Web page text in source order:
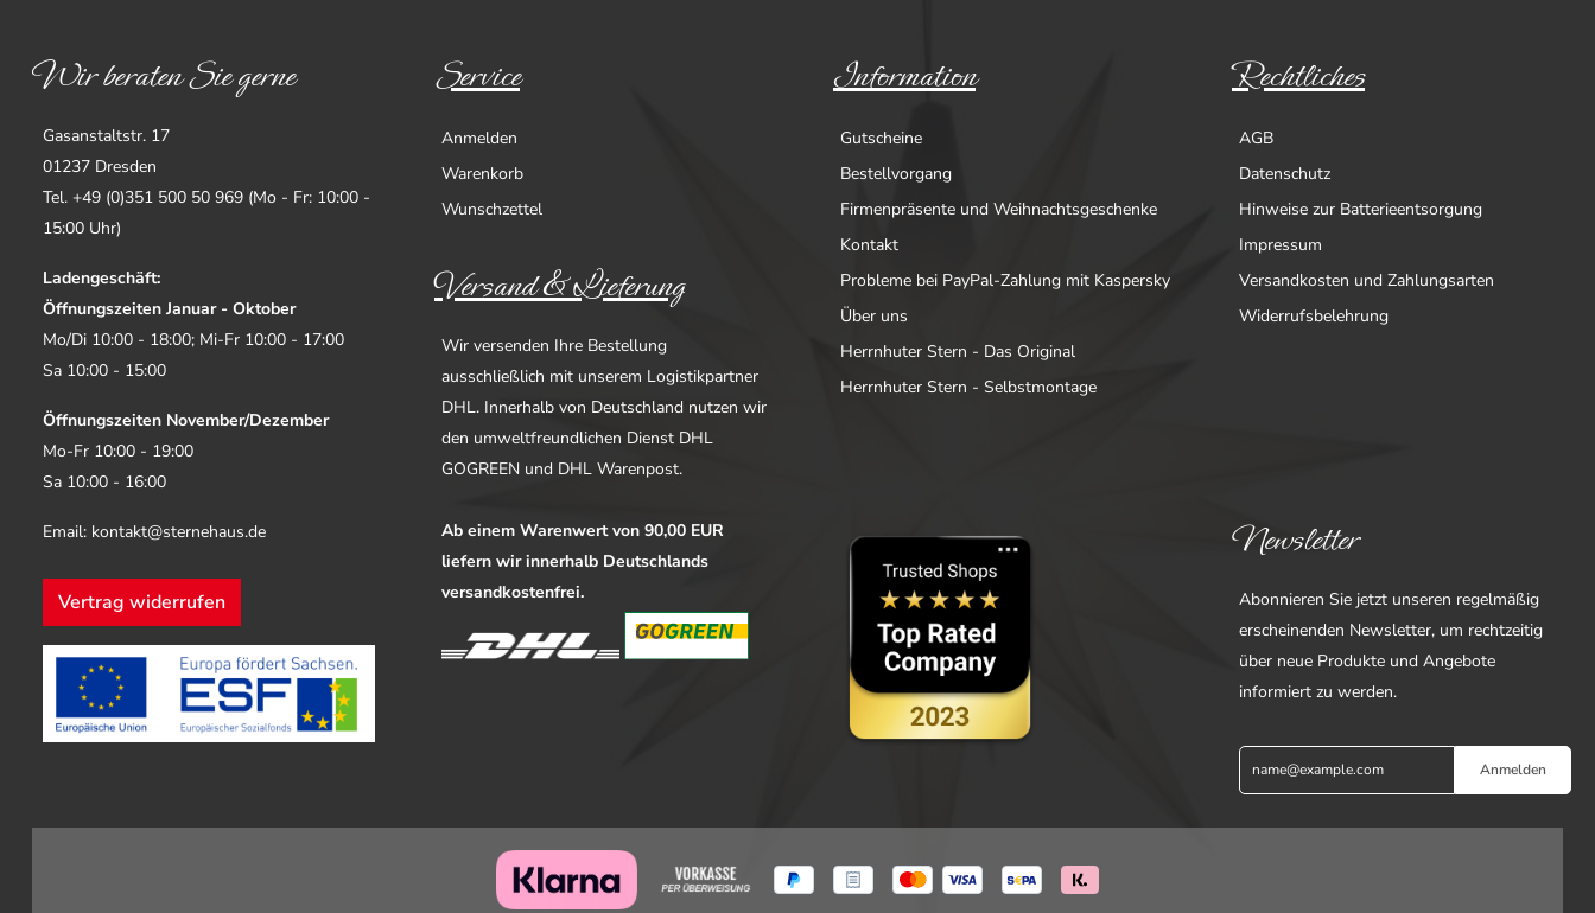
Wir beraten Sie gerne
Gasanstaltstr. 17
01237 Dresden
Tel. +49 (0)351 500 50 969 (Mo - Fr: 10:00 -
15:00 Uhr)
Ladengeschäft:
Öffnungszeiten Januar - Oktober
Mo/Di 10:00 - 18:00; Mi-Fr 10:00 - 17:00
Sa 10:00 - 15:00
Öffnungszeiten November/Dezember
Mo-Fr 10:00 - 19:00
Sa 10:00 - 16:00
Email: kontakt@sternehaus.de
Vertrag widerrufen
Service
Anmelden
Warenkorb
Wunschzettel
Information
Gutscheine
Bestellvorgang
Firmenpräsente und Weihnachtsgeschenke
Kontakt
Probleme bei PayPal-Zahlung mit Kaspersky
Über uns
Herrnhuter Stern - Das Original
Herrnhuter Stern - Selbstmontage
Rechtliches
AGB
Datenschutz
Hinweise zur Batterieentsorgung
Impressum
Versandkosten und Zahlungsarten
Widerrufsbelehrung
Versand & Lieferung
Wir versenden Ihre Bestellung
ausschließlich mit unserem Logistikpartner
DHL. Innerhalb von Deutschland nutzen wir
den umweltfreundlichen Dienst DHL
GOGREEN und DHL Warenpost.
Ab einem Warenwert von 90,00 EUR
liefern wir innerhalb Deutschlands
versandkostenfrei.
Newsletter
Abonnieren Sie jetzt unseren regelmäßig
erscheinenden Newsletter, um rechtzeitig
über neue Produkte und Angebote
informiert zu werden.
Anmelden